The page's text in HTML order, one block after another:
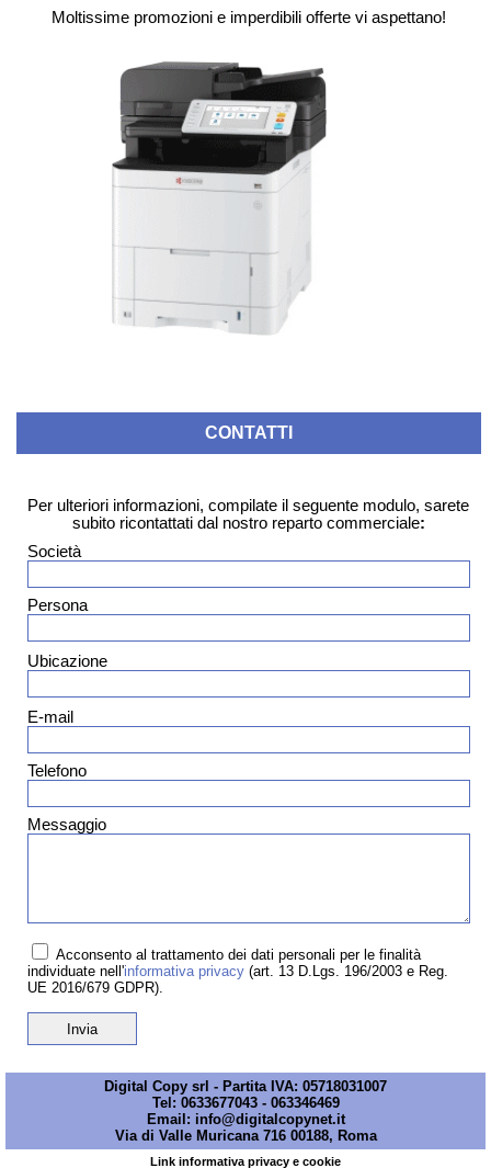
Moltissime promozioni e imperdibili offerte vi aspettano!
CONTATTI
Per ulteriori informazioni, compilate il seguente modulo, sarete
subito ricontattati dal nostro reparto commerciale:
Società
Persona
Ubicazione
E-mail
Telefono
Messaggio
Acconsento al trattamento dei dati personali per le finalità
individuate nell'informativa privacy (art. 13 D.Lgs. 196/2003 e Reg.
UE 2016/679 GDPR).
Digital Copy srl - Partita IVA: 05718031007
Tel: 0633677043 - 063346469
Email: info@digitalcopynet.it
Via di Valle Muricana 716 00188, Roma
Link informativa privacy e cookie